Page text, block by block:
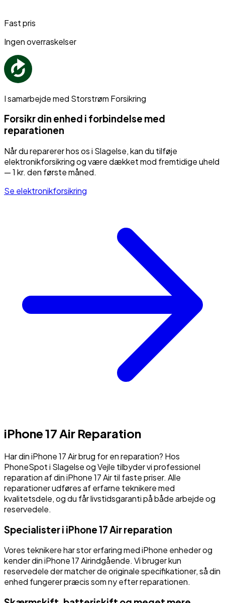
Fast pris
Ingen overraskelser
I samarbejde med Storstrøm Forsikring
Forsikr din enhed i forbindelse med
reparationen
Når du reparerer hos os i Slagelse, kan du tilføje
elektronikforsikring og være dækket mod fremtidige uheld
— 1 kr. den første måned.
Se elektronikforsikring
iPhone 17 Air Reparation
Har diniPhone 17 Airbrug for en reparation? Hos
PhoneSpot i Slagelse og Vejle tilbyder vi professionel
reparation af diniPhone 17 Airtil faste priser. Alle
reparationer udføres af erfarne teknikere med
kvalitetsdele, og du får livstidsgaranti på både arbejde og
reservedele.
Specialister i iPhone 17 Airreparation
Vores teknikere har stor erfaring mediPhone enheder og
kender diniPhone 17 Airindgående. Vi bruger kun
reservedele der matcher de originale specifikationer, så din
enhed fungerer præcis som ny efter reparationen.